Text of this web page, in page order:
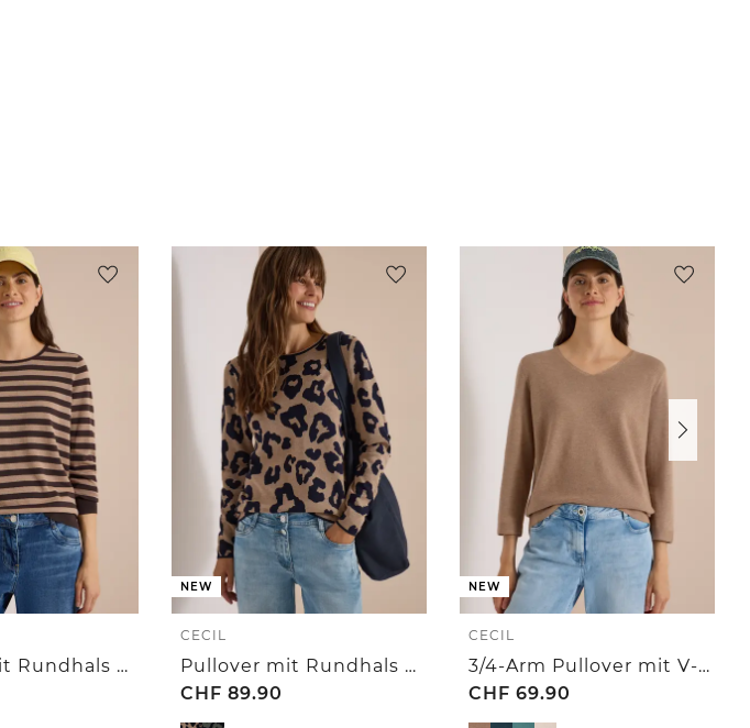
Pullover mit Rundhals und Streifen
NEW
CECIL
Pullover mit Rundhals und Leo-Muster
CHF 89.90
NEW
CECIL
3/4-Arm Pullover mit V-Neck und Strukturfront
CHF 69.90